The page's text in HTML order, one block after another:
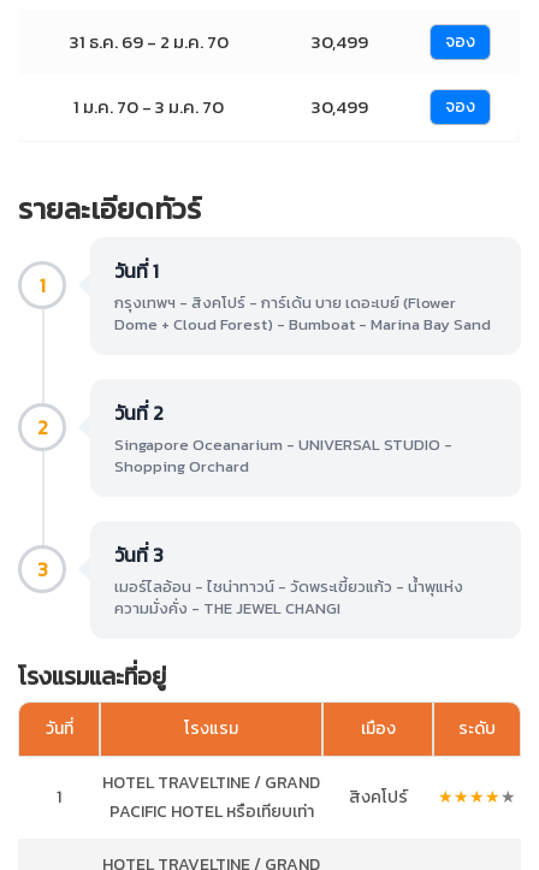
31 ธ.ค. 69 - 2 ม.ค. 70 30,499 จอง
1 ม.ค. 70 - 3 ม.ค. 70 30,499 จอง
รายละเอียดทัวร์
1 วันที่ 1
กรุงเทพฯ - สิงคโปร์ - การ์เด้น บาย เดอะเบย์ (Flower
Dome + Cloud Forest) - Bumboat - Marina Bay Sand
2 วันที่ 2
Singapore Oceanarium - UNIVERSAL STUDIO -
Shopping Orchard
3 วันที่ 3
เมอร์ไลอ้อน - ไชน่าทาวน์ - วัดพระเขี้ยวแก้ว - น้ำพุแห่ง
ความมั่งคั่ง - THE JEWEL CHANGI
โรงแรมและที่อยู่
วันที่ โรงแรม เมือง ระดับ
1
HOTEL TRAVELTINE / GRAND
PACIFIC HOTEL หรือเทียบเท่า
สิงคโปร์ ★★★★★
HOTEL TRAVELTINE / GRAND